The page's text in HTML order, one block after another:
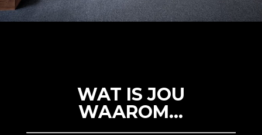
WAT IS JOU
WAAROM…